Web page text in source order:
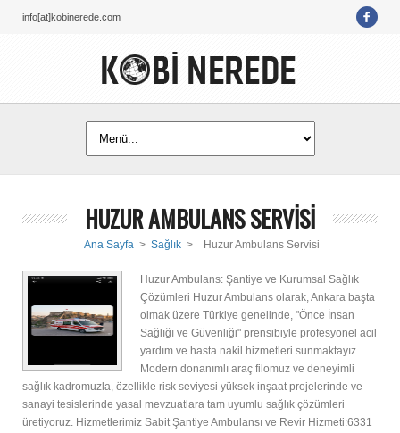
info[at]kobinerede.com
HUZUR AMBULANS SERVİSİ
Ana Sayfa> Sağlık> Huzur Ambulans Servisi
Huzur Ambulans: Şantiye ve Kurumsal Sağlık
Çözümleri Huzur Ambulans olarak, Ankara başta
olmak üzere Türkiye genelinde, "Önce İnsan
Sağlığı ve Güvenliği" prensibiyle profesyonel acil
yardım ve hasta nakil hizmetleri sunmaktayız.
Modern donanımlı araç filomuz ve deneyimli
sağlık kadromuzla, özellikle risk seviyesi yüksek inşaat projelerinde ve
sanayi tesislerinde yasal mevzuatlara tam uyumlu sağlık çözümleri
üretiyoruz. Hizmetlerimiz Sabit Şantiye Ambulansı ve Revir Hizmeti:6331